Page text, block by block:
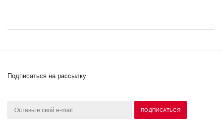
Подписаться на рассылку